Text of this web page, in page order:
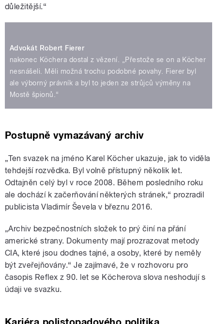
důležitější.“
Advokát Robert Fierer
nakonec Köchera dostal z vězení. „Přestože se on a Köcher
nesnášeli. Měli možná trochu podobné povahy. Fierer byl
ale výborný právník a byl to jeden ze strůjců výměny na
Mostě špionů.“
Postupně vymazávaný archiv
„Ten svazek na jméno Karel Köcher ukazuje, jak to viděla
tehdejší rozvědka. Byl volně přístupný několik let.
Odtajněn celý byl v roce 2008. Během posledního roku
ale dochází k začerňování některých stránek,“ prozradil
publicista Vladimír Ševela v březnu 2016.
„Archiv bezpečnostních složek to prý činí na přání
americké strany. Dokumenty mají prozrazovat metody
CIA, které jsou dodnes tajné, a osoby, které by neměly
být zveřejňovány.“ Je zajímavé, že v rozhovoru pro
časopis Reflex z 90. let se Köcherova slova neshodují s
údaji ve svazku.